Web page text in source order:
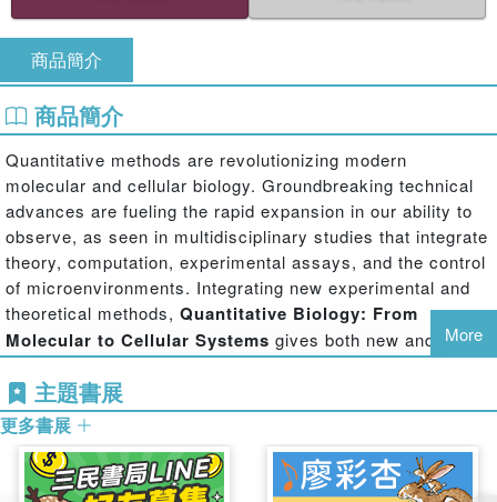
商品簡介
商品簡介
Quantitative methods are revolutionizing modern
molecular and cellular biology. Groundbreaking technical
advances are fueling the rapid expansion in our ability to
observe, as seen in multidisciplinary studies that integrate
theory, computation, experimental assays, and the control
of microenvironments. Integrating new experimental and
theoretical methods, Quantitative Biology: From
Molecular to Cellular Systems gives both new and
work in this field.
More
主題書展
更多書展